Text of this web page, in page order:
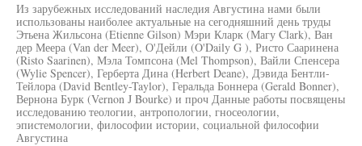
Из зарубежных исследований наследия Августина нами были
использованы наиболее актуальные на сегодняшний день труды
Этьена Жильсона (Etienne Gilson) Мэри Кларк (Магу Clark), Ван
дер Меера (Van der Meer), О'Дейли (O'Daily G ), Ристо Сааринена
(Risto Saarinen), Мэла Томпсона (Mel Thompson), Вайли Спенсера
(Wylie Spencer), Герберта Дина (Herbert Deane), Дэвида Бентли-
Тейлора (David Bentley-Taylor), Геральда Боннера (Gerald Bonner),
Вернона Бурк (Vernon J Bourke) и проч Данные работы посвящены
исследованию теологии, антропологии, гносеологии,
эпистемологии, философии истории, социальной философии
Августина